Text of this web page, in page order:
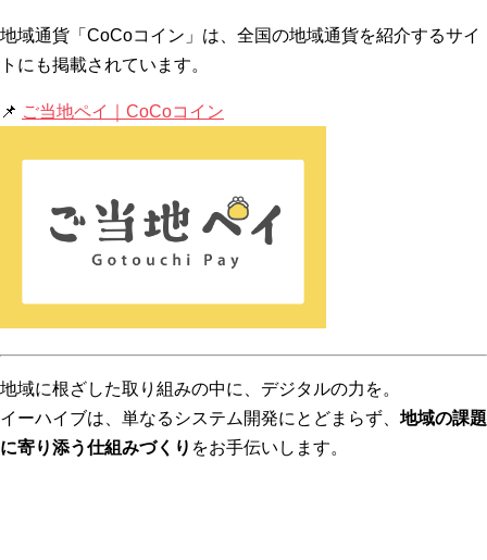
地域通貨「CoCoコイン」は、全国の地域通貨を紹介するサイ
トにも掲載されています。
📌 ご当地ペイ｜CoCoコイン
地域に根ざした取り組みの中に、デジタルの力を。
イーハイブは、単なるシステム開発にとどまらず、 地域の課題
に寄り添う仕組みづくり をお手伝いします。